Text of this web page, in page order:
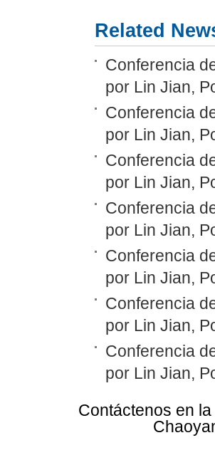
Related
Conferencia
por Lin Jian,
Conferencia
por Lin Jian,
Conferencia
por Lin Jian,
Conferencia
por Lin Jian,
Conferencia
por Lin Jian,
Conferencia
por Lin Jian,
Conferencia
por Lin Jian,
Contáctenos en